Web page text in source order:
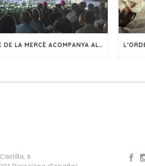
L’ORDE DE LA MERCÈ ACOMPANYA AL SANT PARE LLEÓ XIV EN LA SEVA VISITA A CATALUNYA
6